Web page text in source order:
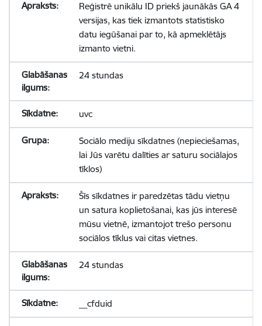
Reģistrē unikālu ID priekš jaunākās GA 4
versijas, kas tiek izmantots statistisko
datu iegūšanai par to, kā apmeklētājs
izmanto vietni.
24 stundas
uvc
Sociālo mediju sīkdatnes (nepieciešamas,
lai Jūs varētu dalīties ar saturu sociālajos
tīklos)
Šīs sīkdatnes ir paredzētas tādu vietņu
un satura koplietošanai, kas jūs interesē
mūsu vietnē, izmantojot trešo personu
sociālos tīklus vai citas vietnes.
24 stundas
__cfduid